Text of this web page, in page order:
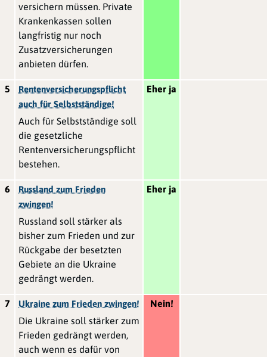
versichern müssen. Private
Krankenkassen sollen
langfristig nur noch
Zusatzversicherungen
anbieten dürfen.
5
Rentenversicherungspflicht
auch für Selbstständige!
Auch für Selbstständige soll
die gesetzliche
Rentenversicherungspflicht
bestehen.
Eher ja
6
Russland zum Frieden
zwingen!
Russland soll stärker als
bisher zum Frieden und zur
Rückgabe der besetzten
Gebiete an die Ukraine
gedrängt werden.
Eher ja
7 Ukraine zum Frieden zwingen!
Die Ukraine soll stärker zum
Frieden gedrängt werden,
auch wenn es dafür von
Nein!